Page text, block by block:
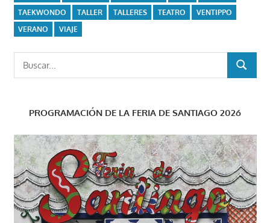
TAEKWONDO
TALLER TALLERES TEATRO
VENTIPPO
VERANO
VIAJE
BUSCAR
PROGRAMACIÓN DE LA FERIA DE SANTIAGO 2026